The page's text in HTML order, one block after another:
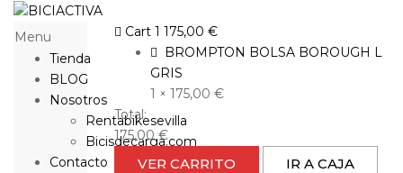
Menu
Tienda
BLOG
Nosotros
Rentabikesevilla
Bicisdecarga.com
Contacto
Cart 1 175,00 €
BROMPTON BOLSA BOROUGH L
GRIS
1 × 175,00 €
Total:
175,00€
VER CARRITO IR A CAJA